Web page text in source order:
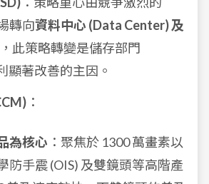
轉向資料中心 (Data Center) 及
，此策略轉變是儲存部門
顯著改善的主因。
：
為核心 ：聚焦於 1300 萬畫素以
防手震 (OIS) 及雙鏡頭等高階產